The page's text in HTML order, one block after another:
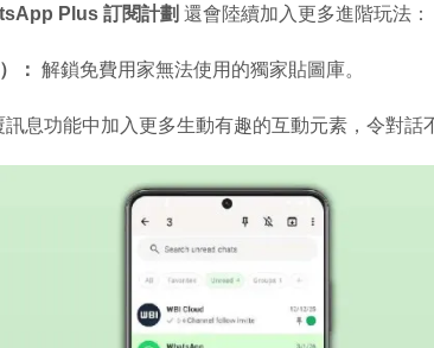
Plus 訂閱計劃 還會陸續加入更多進階玩法：
： 解鎖免費用家無法使用的獨家貼圖庫。
訊息功能中加入更多生動有趣的互動元素，令對話